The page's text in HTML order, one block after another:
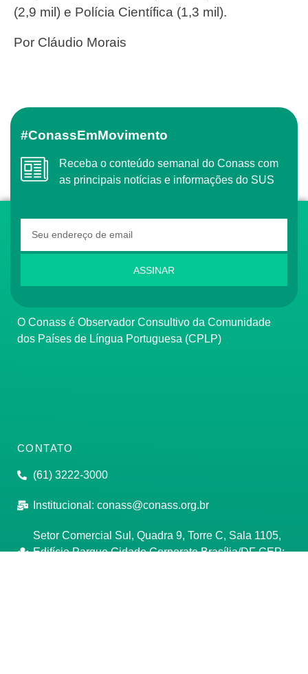
(2,9 mil) e Polícia Científica (1,3 mil).
Por Cláudio Morais
#ConassEmMovimento
Receba o conteúdo semanal do Conass com
as principais notícias e informações do SUS
ASSINAR
O Conass é Observador Consultivo da Comunidade
dos Países de Língua Portuguesa (CPLP)
CONTATO
(61) 3222-3000
Institucional: conass@conass.org.br
Setor Comercial Sul, Quadra 9, Torre C, Sala 1105,
Edifício Parque Cidade Corporate Brasília/DF CEP: